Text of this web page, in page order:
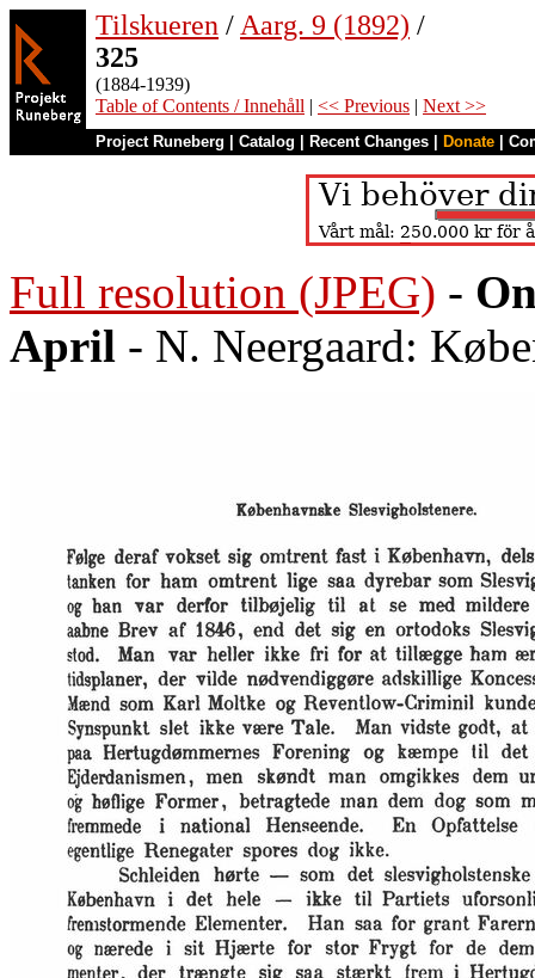
Tilskueren / Aarg. 9 (1892) /
325
(1884-1939)
Table of Contents / Innehåll | << Previous | Next >>
Project Runeberg Catalog Recent Changes Donate
Full resolution (JPEG) -
April - N. Neergaard: